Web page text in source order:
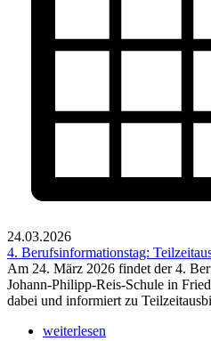
24.03.2026
4. Berufsinformationstag:
Am 24. März 2026 findet der 4.
Johann-Philipp-Reis-Schule in
dabei und informiert zu
weiterlesen